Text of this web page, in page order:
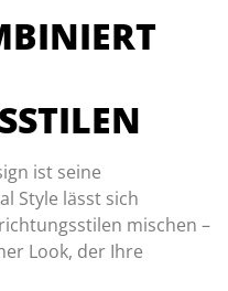
ist seine
Style lässt sich
mischen –
Look, der Ihre